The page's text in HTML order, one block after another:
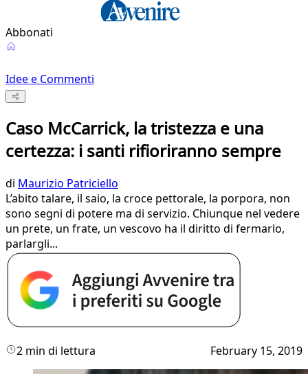
Abbonati
Idee e Commenti
Caso McCarrick, la tristezza e una
certezza: i santi rifioriranno sempre
di Maurizio Patriciello
L’abito talare, il saio, la croce pettorale, la porpora, non
sono segni di potere ma di servizio. Chiunque nel vedere
un prete, un frate, un vescovo ha il diritto di fermarlo,
parlargli...
2 min di lettura February 15, 2019